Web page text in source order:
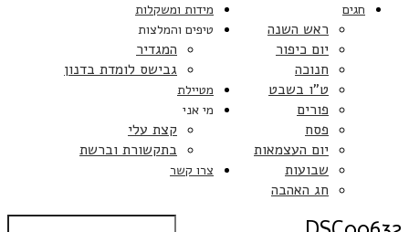
חגים
ראש השנה
יום כיפור
חנוכה
ט”ו בשבט
פורים
פסח
יום העצמאות
שבועות
חג האהבה
מידות ומשקלות
טיפים והמלצות
המגדיר
גבישס לומדת בדנון
מטיילת
מי אני
קצת עלי
בתקשורת וברשת
צרו קשר